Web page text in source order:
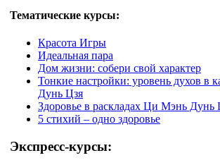
Тематические курсы:
Красота Игры
Идеальная пара
Дом жизни: собери свой характер
Тонкие настройки: уровень духов в
Дунь Цзя
Здоровье в раскладах Ци Мэнь Дунь
5 стихий – одно здоровье
Экспресс-курсы: